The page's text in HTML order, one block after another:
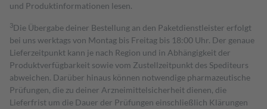
und Produktinformationen lesen.
3Die Übergabe deiner Bestellung an den Paketdienstleister erfolgt
bei uns werktags von Montag bis Freitag bis 18:00 Uhr. Der genaue
Lieferzeitpunkt kann je nach Region und in Abhängigkeit der
Produktverfügbarkeit sowie vom Zustellzeitpunkt des Spediteurs
abweichen. Darüber hinaus können notwendige pharmazeutische
Prüfungen, die zu deiner Arzneimittelsicherheit dienen, die
Lieferfrist um die Dauer der Prüfungen einschließlich Klärungen